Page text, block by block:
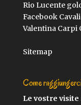
Rio Lucente
Facebook
Valentina Carpi
Sitemap
Come
Le vostre